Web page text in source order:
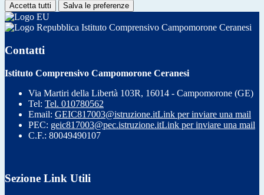
Accetta tutti Salva le preferenze
Istituto Comprensivo Campomorone Ceranesi
Contatti
Istituto Comprensivo Campomorone Ceranesi
Via Martiri della Libertà 103R, 16014 - Campomorone (GE)
Tel: Tel. 010780562
Email: GEIC817003@istruzione.itLink per inviare una mail
PEC: geic817003@pec.istruzione.itLink per inviare una mail
C.F.: 80049490107
Sezione Link Utili